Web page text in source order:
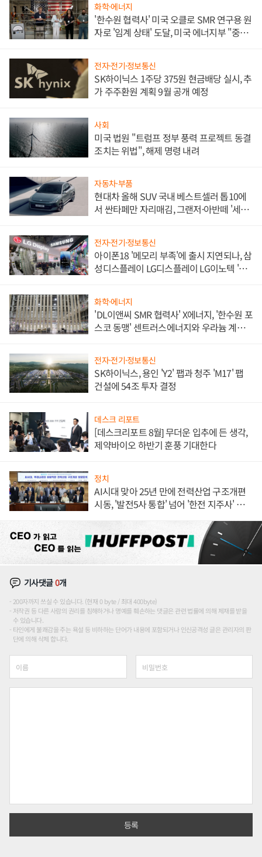
화학·에너지
'한수원 협력사' 미국 오클로 SMR 연구용 원
자로 '임계 상태' 도달, 미국 에너지부 "중요
전자·전기·정보통신
SK하이닉스 1주당 375원 현금배당 실시, 추
가 주주환원 계획 9월 공개 예정
사회
미국 법원 "트럼프 정부 풍력 프로젝트 동결
조치는 위법", 해제 명령 내려
자동차·부품
현대차 올해 SUV 국내 베스트셀러 톱10에
서 싼타페만 자리매김, 그랜저·아반떼 '세단
전자·전기·정보통신
아이폰18 '메모리 부족'에 출시 지연되나, 삼
성디스플레이 LG디스플레이 LG이노텍 '탈
화학·에너지
'DL이앤씨 SMR 협력사' X에너지, '한수원 포
스코 동맹' 센트러스에너지와 우라늄 계약
전자·전기·정보통신
SK하이닉스, 용인 'Y2' 팹과 청주 'M17' 팹
건설에 54조 투자 결정
데스크 리포트
[데스크리포트 8월] 무더운 입추에 든 생각,
제약바이오 하반기 훈풍 기대한다
정치
AI시대 맞아 25년 만에 전력산업 구조개편
시동, '발전5사 통합' 넘어 '한전 지주사' 재편
기사댓글0개
200자까지 쓰실 수 있습니다. (현재 0 byte / 최대 400byte)
저작권 등 다른 사람의 권리를 침해하거나 명예를 훼손하는 댓글은 관련 법률에 의해 제재를 받을
수 있습니다.
타인에게 불쾌감을 주는 욕설 등 비하하는 단어가 내용에 포함되거나 인신공격성 글은 관리자의 판
단에 의해 삭제 합니다.